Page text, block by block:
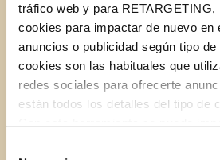
tráfico web y para RETARGETING,
cookies para impactar de nuevo en
anuncios o publicidad según tipo
cookies son las habituales que
redes sociales para ofrecerte
están todos los detalles del tipo de
=========
For the dressing: